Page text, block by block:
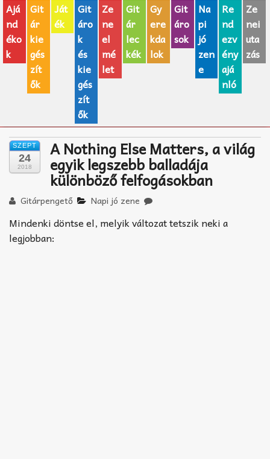
AJÁNDÉK ÖTLETEK
Vicces
GITÁR MÁRKÁK
TOP100 nóta
Zeneiskolák
Zeneszerzés alapjai
Akkord-kotta
TABok
Ajá
nd
éko
k
Git
ár
kie
gés
zít
ők
Ját
ék
Git
áro
k
és
kie
gés
zít
ők
Ze
ne
el
mé
let
Git
ár
lec
kék
Gy
ere
kda
lok
Git
áro
sok
Na
pi
jó
zen
e
Re
nd
ezv
ény
ajá
nló
Ze
nei
uta
zás
SZEPT
24
2018
A Nothing Else Matters, a világ
egyik legszebb balladája
különböző felfogásokban
Gitárpengető Napi jó zene
Mindenki döntse el, melyik változat tetszik neki a
legjobban: